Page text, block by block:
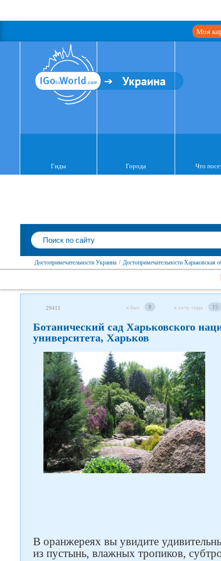
Моя
Украина
Гиды Города Что
Достопримечательности Украина / Достопримечательности Харьковская
29411 я был 8 я хочу сюда 15
Ботанический сад Харьковского
университета, Харьков
В оранжереях вы увидите
из пустынь, влажных тропиков,